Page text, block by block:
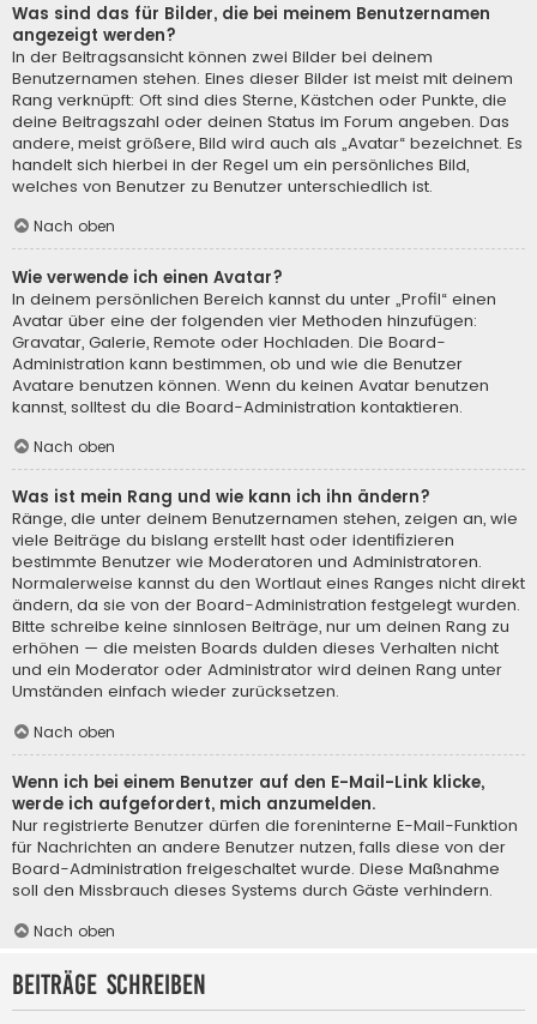
Was sind das für Bilder, die bei meinem Benutzernamen
angezeigt werden?
In der Beitragsansicht können zwei Bilder bei deinem
Benutzernamen stehen. Eines dieser Bilder ist meist mit deinem
Rang verknüpft: Oft sind dies Sterne, Kästchen oder Punkte, die
deine Beitragszahl oder deinen Status im Forum angeben. Das
andere, meist größere, Bild wird auch als „Avatar“ bezeichnet. Es
handelt sich hierbei in der Regel um ein persönliches Bild,
welches von Benutzer zu Benutzer unterschiedlich ist.
Nach oben
Wie verwende ich einen Avatar?
In deinem persönlichen Bereich kannst du unter „Profil“ einen
Avatar über eine der folgenden vier Methoden hinzufügen:
Gravatar, Galerie, Remote oder Hochladen. Die Board-
Administration kann bestimmen, ob und wie die Benutzer
Avatare benutzen können. Wenn du keinen Avatar benutzen
kannst, solltest du die Board-Administration kontaktieren.
Nach oben
Was ist mein Rang und wie kann ich ihn ändern?
Ränge, die unter deinem Benutzernamen stehen, zeigen an, wie
viele Beiträge du bislang erstellt hast oder identifizieren
bestimmte Benutzer wie Moderatoren und Administratoren.
Normalerweise kannst du den Wortlaut eines Ranges nicht direkt
ändern, da sie von der Board-Administration festgelegt wurden.
Bitte schreibe keine sinnlosen Beiträge, nur um deinen Rang zu
erhöhen — die meisten Boards dulden dieses Verhalten nicht
und ein Moderator oder Administrator wird deinen Rang unter
Umständen einfach wieder zurücksetzen.
Nach oben
Wenn ich bei einem Benutzer auf den E-Mail-Link klicke,
werde ich aufgefordert, mich anzumelden.
Nur registrierte Benutzer dürfen die foreninterne E-Mail-Funktion
für Nachrichten an andere Benutzer nutzen, falls diese von der
Board-Administration freigeschaltet wurde. Diese Maßnahme
soll den Missbrauch dieses Systems durch Gäste verhindern.
Nach oben
Beiträge schreiben